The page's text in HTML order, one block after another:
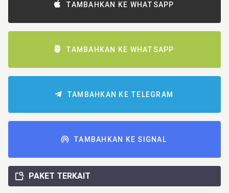
TAMBAHKAN KE WHATSAPP
TAMBAHKAN KE WHATSAPP
TAMBAHKAN KE TELEGRAM
TAMBAHKAN KE SIGNAL
PAKET TERKAIT